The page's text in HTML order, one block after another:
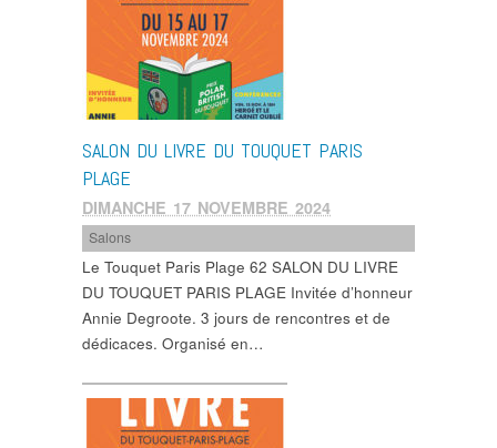
SALON DU LIVRE DU TOUQUET PARIS
PLAGE
DIMANCHE 17 NOVEMBRE 2024
Salons
Le Touquet Paris Plage 62 SALON DU LIVRE
DU TOUQUET PARIS PLAGE Invitée d’honneur
Annie Degroote. 3 jours de rencontres et de
dédicaces. Organisé en…